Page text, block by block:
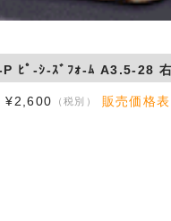
P ﾋﾟ-ｼ-ｽﾞﾌｫ-ﾑ A3.5-28
（税別） 販売価格